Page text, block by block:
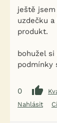
ještě
uzdečku
produkt.
bohužel
podmínky
0
Nahlásit